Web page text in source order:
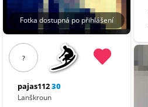
Fotka dostupná po přihlášení
?
pajas11230
Lanškroun